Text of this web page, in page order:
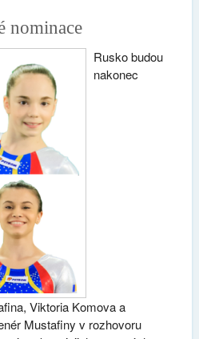
nominace
Rusko budou
nakonec
Viktoria Komova a
Mustafiny v rozhovoru